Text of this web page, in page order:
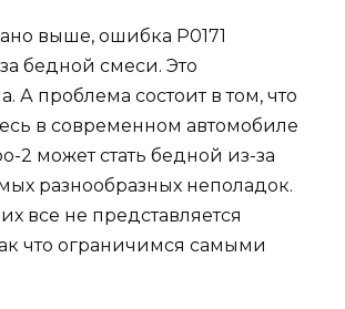
выше, ошибка Р0171
бедной смеси. Это
А проблема состоит в том, что
в современном автомобиле
2 может стать бедной из-за
разнообразных неполадок.
все не представляется
что ограничимся самыми